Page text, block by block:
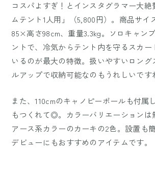
コスパよすぎ！とインスタグラマー大絶
ムテント1人用」（5,800円）。商品サ
85×高さ98cm、重量3.3kg。ソロキャン
ントで、冷気からテント内を守るスカー
いるのが最大の特徴。扱いやすいロング
ルアップで収納可能なのもうれしいです
また、110cmのキャノピーポールも付属
もつくれて◎。カラーバリエーションは
アース系カラーのカーキの2色。設置も
デビューにもおすすめのアイテムです。